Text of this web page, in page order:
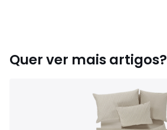
Quer ver mais artigos?